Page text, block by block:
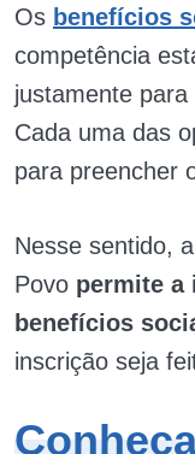
Os benefícios
competência
justamente
Cada uma das
para preencher
Nesse sentido,
Povo permite a
benefícios
inscrição seja